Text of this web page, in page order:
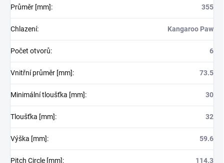
Průměr [mm]: 355
Chlazení: Kangaroo Paw
Počet otvorů: 6
Vnitřní průměr [mm]: 73.5
Minimální tloušťka [mm]: 30
Tloušťka [mm]: 32
Výška [mm]: 59.6
Pitch Circle [mm]: 114.3